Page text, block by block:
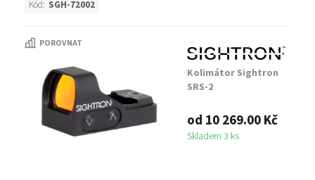
Kód: SGH-72002
POROVNAT
Kolimátor Sightron
SRS-2
od 10 269.00 Kč
Skladem 3 ks